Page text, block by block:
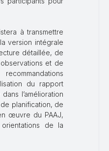
à transmettre
version intégrale
détaillée, de
observations et de
du rapport
l’amélioration
planification, de
œuvre du PAAJ,
de la